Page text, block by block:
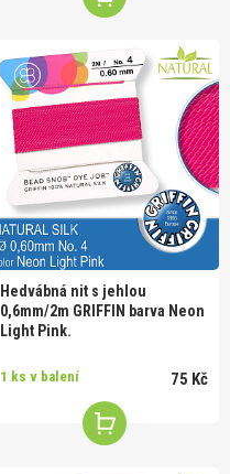
Hedvábná nit s jehlou
0,6mm/2m GRIFFIN barva Neon
Light Pink.
1 ks v balení 75 Kč